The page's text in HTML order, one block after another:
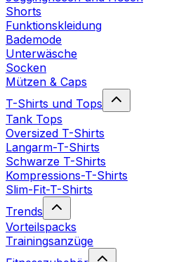
Shorts
Funktionskleidung
Bademode
Unterwäsche
Socken
Mützen & Caps
T-Shirts und Tops
Tank Tops
Oversized T-Shirts
Langarm-T-Shirts
Schwarze T-Shirts
Kompressions-T-Shirts
Slim-Fit-T-Shirts
Trends
Vorteilspacks
Trainingsanzüge